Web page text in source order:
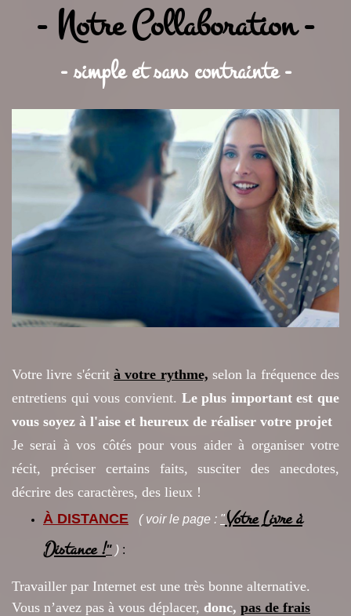
- Notre Collaboration -
- simple et sans contrainte -
Votre livre s'écrit à votre rythme, selon la fréquence des
entretiens qui vous convient. Le plus important est que
vous soyez à l'aise et heureux de réaliser votre projet
Je serai à vos côtés pour vous aider à organiser votre
récit, préciser certains faits, susciter des anecdotes,
décrire des caractères, des lieux !
À DISTANCE ( voirle page : "Votre Livre à
Distance !" ) :
Travailler par Internet est une très bonne alternative.
Vous n’avez pas à vous déplacer, donc, pas de frais